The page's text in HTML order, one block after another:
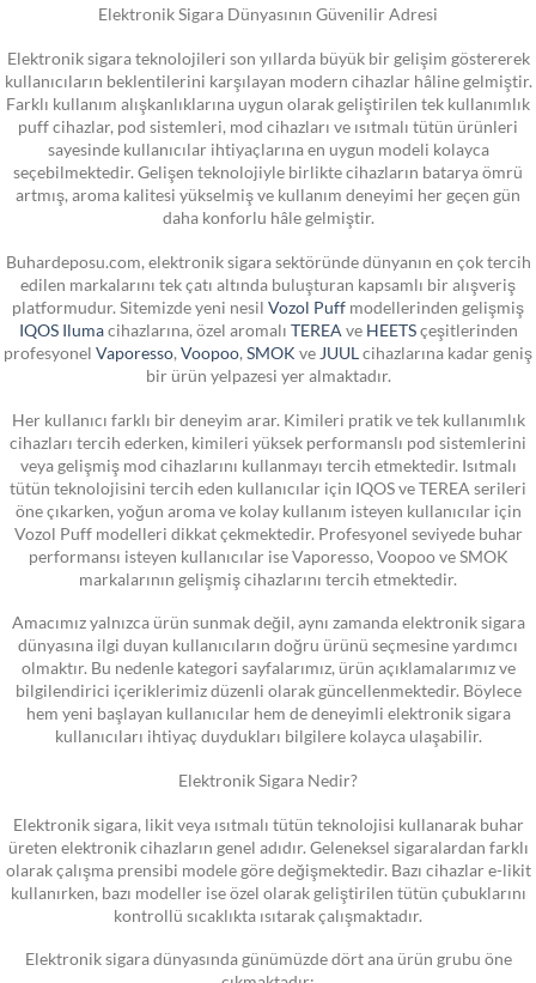
Elektronik Sigara Dünyasının Güvenilir Adresi
Elektronik sigara teknolojileri son yıllarda büyük bir gelişim göstererek
kullanıcıların beklentilerini karşılayan modern cihazlar hâline gelmiştir.
Farklı kullanım alışkanlıklarına uygun olarak geliştirilen tek kullanımlık
puff cihazlar, pod sistemleri, mod cihazları ve ısıtmalı tütün ürünleri
sayesinde kullanıcılar ihtiyaçlarına en uygun modeli kolayca
seçebilmektedir. Gelişen teknolojiyle birlikte cihazların batarya ömrü
artmış, aroma kalitesi yükselmiş ve kullanım deneyimi her geçen gün
daha konforlu hâle gelmiştir.
Buhardeposu.com, elektronik sigara sektöründe dünyanın en çok tercih
edilen markalarını tek çatı altında buluşturan kapsamlı bir alışveriş
platformudur. Sitemizde yeni nesil Vozol Puff modellerinden gelişmiş
IQOS Ilumacihazlarına, özel aromalı TEREA ve HEETSçeşitlerinden
profesyonel Vaporesso Voopoo SMOK ve JUUL cihazlarına kadar geniş
bir ürün yelpazesi yer almaktadır.
Her kullanıcı farklı bir deneyim arar. Kimileri pratik ve tek kullanımlık
cihazları tercih ederken, kimileri yüksek performanslı pod sistemlerini
veya gelişmiş mod cihazlarını kullanmayı tercih etmektedir. Isıtmalı
tütün teknolojisini tercih eden kullanıcılar için IQOS ve TEREA serileri
öne çıkarken, yoğun aroma ve kolay kullanım isteyen kullanıcılar için
Vozol Puff modelleri dikkat çekmektedir. Profesyonel seviyede buhar
performansı isteyen kullanıcılar ise Vaporesso, Voopoo ve SMOK
markalarının gelişmiş cihazlarını tercih etmektedir.
Amacımız yalnızca ürün sunmak değil, aynı zamanda elektronik sigara
dünyasına ilgi duyan kullanıcıların doğru ürünü seçmesine yardımcı
olmaktır. Bu nedenle kategori sayfalarımız, ürün açıklamalarımız ve
bilgilendirici içeriklerimiz düzenli olarak güncellenmektedir. Böylece
hem yeni başlayan kullanıcılar hem de deneyimli elektronik sigara
kullanıcıları ihtiyaç duydukları bilgilere kolayca ulaşabilir.
Elektronik Sigara Nedir?
Elektronik sigara, likit veya ısıtmalı tütün teknolojisi kullanarak buhar
üreten elektronik cihazların genel adıdır. Geleneksel sigaralardan farklı
olarak çalışma prensibi modele göre değişmektedir. Bazı cihazlar e-likit
kullanırken, bazı modeller ise özel olarak geliştirilen tütün çubuklarını
kontrollü sıcaklıkta ısıtarak çalışmaktadır.
Elektronik sigara dünyasında günümüzde dört ana ürün grubu öne